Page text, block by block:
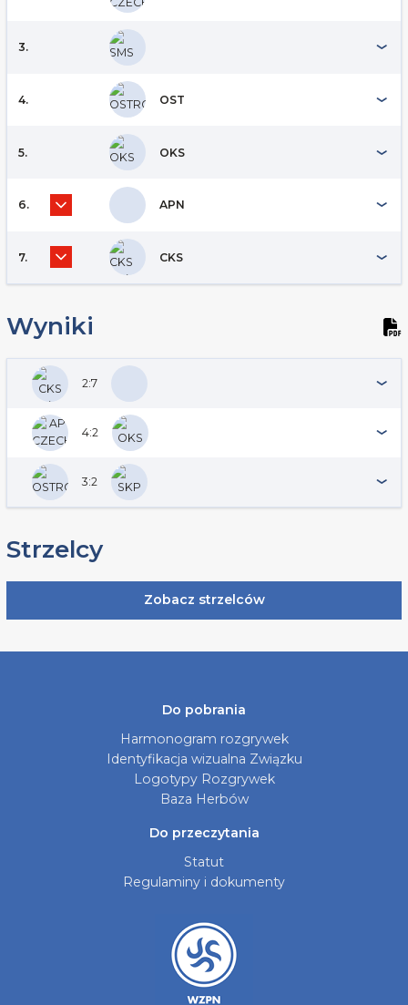
3.
4. OST
5. OKS
6. APN
7. CKS
Wyniki
2:7
4:2
3:2
Strzelcy
Zobacz strzelców
Do pobrania
Harmonogram rozgrywek
Identyfikacja wizualna Związku
Logotypy Rozgrywek
Baza Herbów
Do przeczytania
Statut
Regulaminy i dokumenty